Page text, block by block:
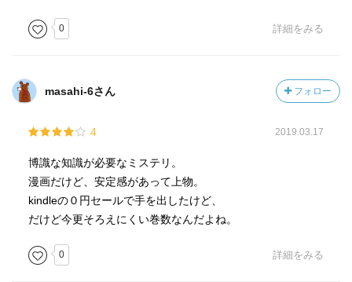
絵柄も絵柄だし、続きはもういいかな？
またタダになったら読むかも知れないけど( ´ ▽ ` )ﾉ
2021/03/08
＃1801
0 詳細をみる
masahi-6さん フォロー
4 2019.03.17
博識な知識が必要なミステリ。
漫画だけど、安定感があって上物。
kindleの０円セールで手を出したけど、
だけど今更そろえにくい巻数なんだよね。
0 詳細をみる